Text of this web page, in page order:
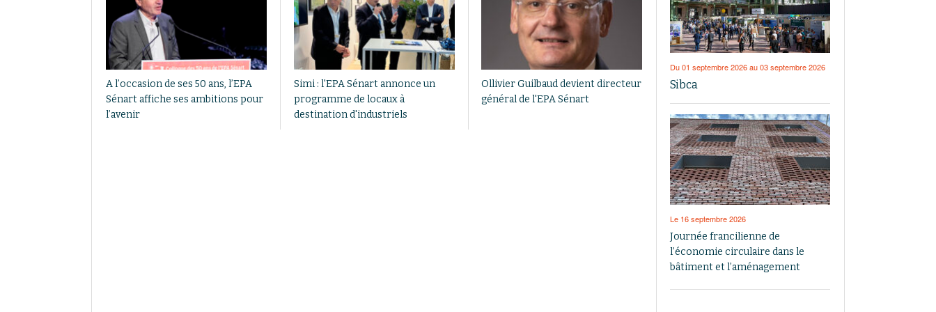
A l’occasion de ses 50 ans, l’EPA
Sénart affiche ses ambitions pour
l’avenir
Simi : l'EPA Sénart annonce un
programme de locaux à
destination d'industriels
Ollivier Guilbaud devient directeur
général de l'EPA Sénart
Du 01 septembre 2026 au 03 septembre 2026
Sibca
Le 16 septembre 2026
Journée francilienne de
l’économie circulaire dans le
bâtiment et l’aménagement